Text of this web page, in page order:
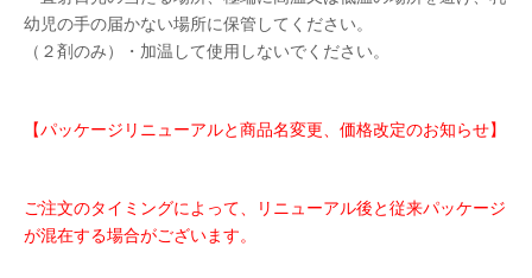
幼児の手の届かない場所に保管してください。
（２剤のみ）・加温して使用しないでください。
【パッケージリニューアルと商品名変更、価格改定のお知らせ】
ご注文のタイミングによって、リニューアル後と従来パッケージ
が混在する場合がございます。